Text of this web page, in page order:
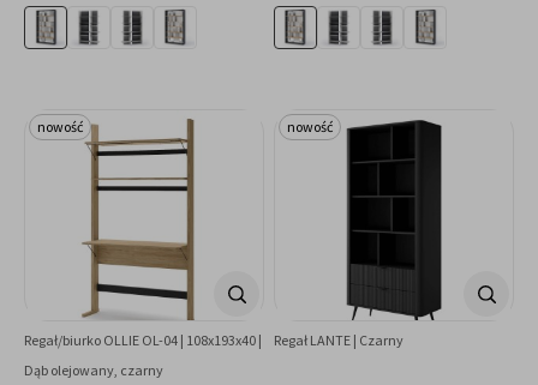
Regał/biurko OLLIE OL-04 | 108x193x40 |
Dąb olejowany, czarny
nowość
Regał LANTE | Czarny
nowość